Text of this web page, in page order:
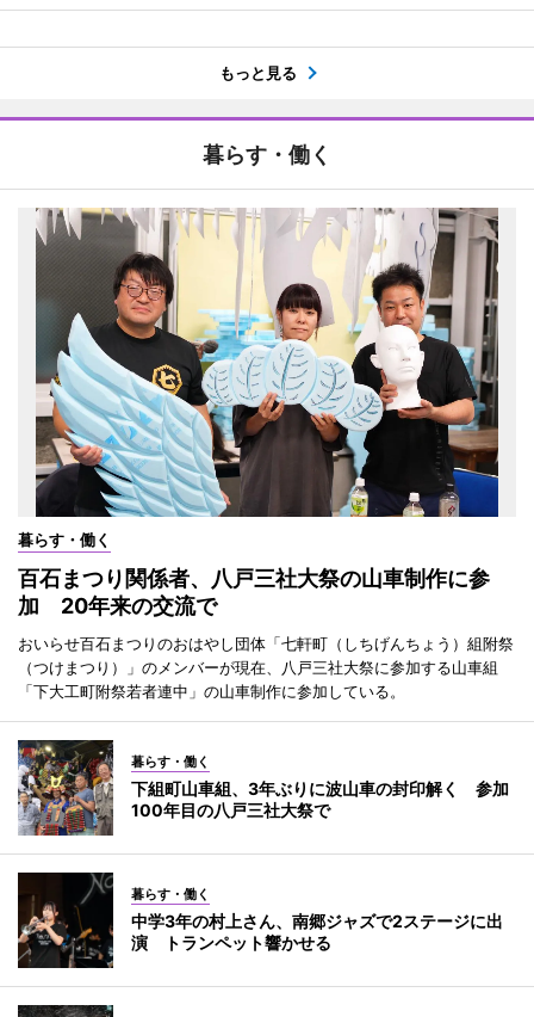
もっと見る
暮らす・働く
暮らす・働く
百石まつり関係者、八戸三社大祭の山車制作に参
加 20年来の交流で
おいらせ百石まつりのおはやし団体「七軒町（しちげんちょう）組附祭
（つけまつり）」のメンバーが現在、八戸三社大祭に参加する山車組
「下大工町附祭若者連中」の山車制作に参加している。
暮らす・働く
下組町山車組、3年ぶりに波山車の封印解く 参加
100年目の八戸三社大祭で
暮らす・働く
中学3年の村上さん、南郷ジャズで2ステージに出
演 トランペット響かせる